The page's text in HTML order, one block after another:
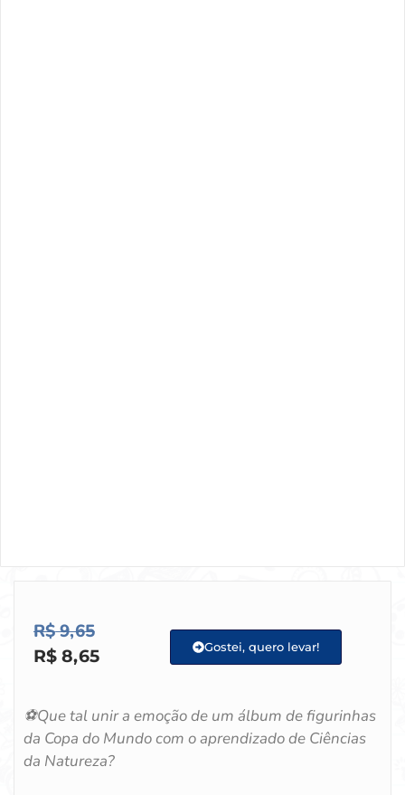
R$9,65
R$ 8,65 Gostei, quero levar!
⚽Que tal unir a emoção de um álbum de figurinhas
da Copa do Mundo com o aprendizado de Ciências
da Natureza?